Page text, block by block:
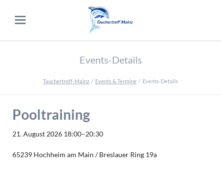
Events-Details
Tauchertreff-Mainz Events & Termine Events-Details
Pooltraining
21. August 2026 18:00–20:30
65239 Hochheim am Main / Breslauer Ring 19a